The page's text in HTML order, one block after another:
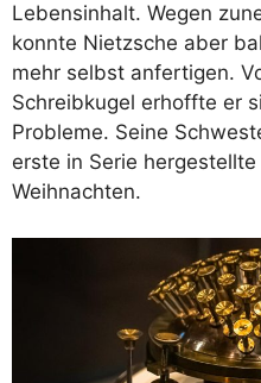
Lebensinhalt. Wegen
konnte Nietzsche aber
mehr selbst anfertigen.
Schreibkugel erhoffte er
Probleme. Seine
erste in Serie
Weihnachten.